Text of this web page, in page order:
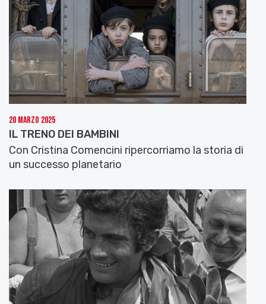
20 Marzo 2025
IL TRENO DEI BAMBINI
Con Cristina Comencini ripercorriamo la storia di
un successo planetario